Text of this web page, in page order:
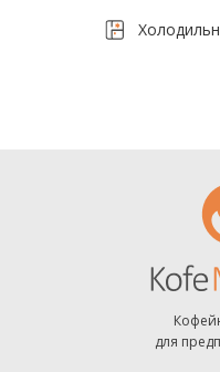
для